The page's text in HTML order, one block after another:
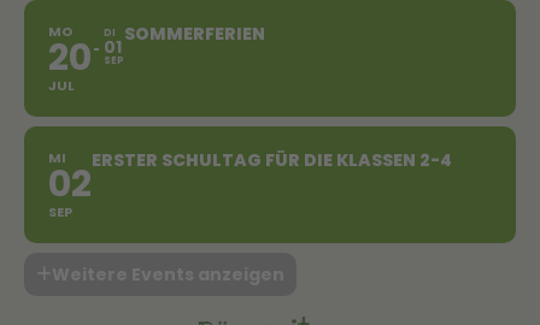
MO
20
JUL
DI
01
SEP
SOMMERFERIEN
MI
02
SEP
ERSTER SCHULTAG FÜR DIE KLASSEN 2-4